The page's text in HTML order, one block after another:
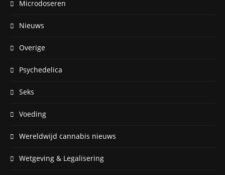
Microdoseren
Nieuws
Overige
Psychedelica
Seks
Voeding
Wereldwijd cannabis nieuws
Wetgeving & Legalisering